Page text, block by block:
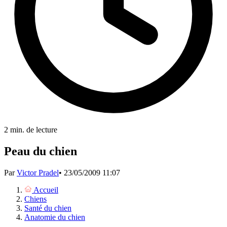
2 min. de lecture
Peau du chien
ParVictor Pradel• 23/05/2009 11:07
Accueil
Chiens
Santé du chien
Anatomie du chien